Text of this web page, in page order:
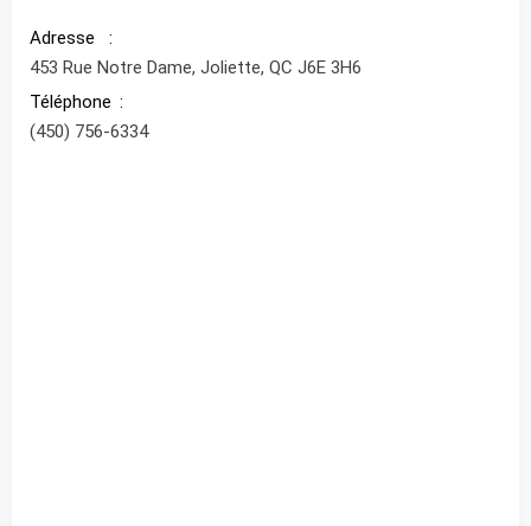
Adresse
453 Rue Notre Dame, Joliette, QC J6E 3H6
Téléphone
(450) 756-6334